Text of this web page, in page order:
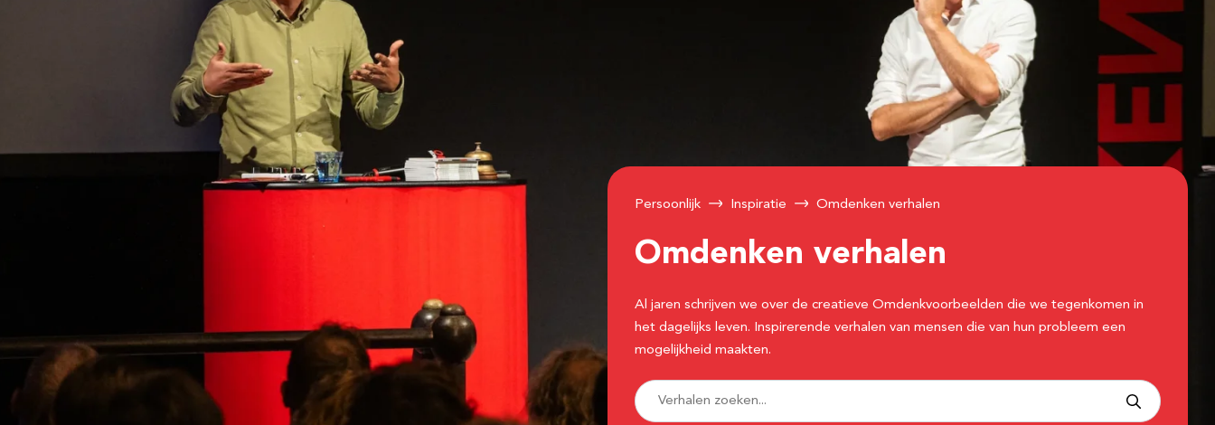
Persoonlijk Inspiratie Omdenken verhalen
Omdenken verhalen
Al jaren schrijven we over de creatieve Omdenkvoorbeelden die we tegenkomen in
het dagelijks leven. Inspirerende verhalen van mensen die van hun probleem een
mogelijkheid maakten.